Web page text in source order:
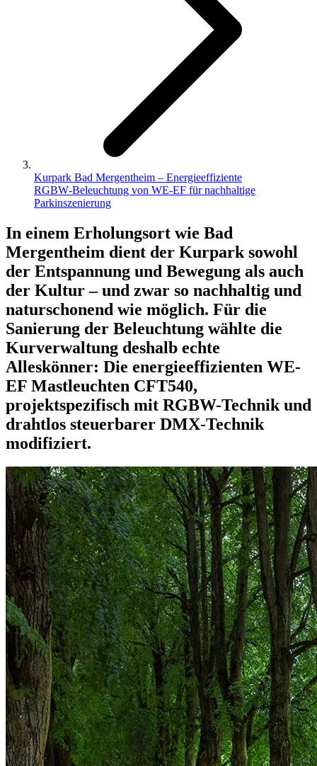
Kurpark Bad Mergentheim – Energieeffiziente
RGBW‑Beleuchtung von WE‑EF für nachhaltige
Parkinszenierung
In einem Erholungsort wie Bad
Mergentheim dient der Kurpark sowohl
der Entspannung und Bewegung als auch
der Kultur – und zwar so nachhaltig und
naturschonend wie möglich. Für die
Sanierung der Beleuchtung wählte die
Kurverwaltung deshalb echte
Alleskönner: Die energieeffizienten WE-
EF Mastleuchten CFT540,
projektspezifisch mit RGBW-Technik und
drahtlos steuerbarer DMX-Technik
modifiziert.